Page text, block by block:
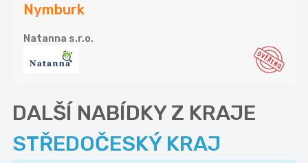
Nymburk
Natanna s.r.o.
DALŠÍ NABÍDKY Z KRAJE
STŘEDOČESKÝ KRAJ